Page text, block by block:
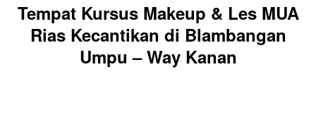
Tempat Kursus Makeup & Les MUA
Rias Kecantikan di Blambangan
Umpu – Way Kanan